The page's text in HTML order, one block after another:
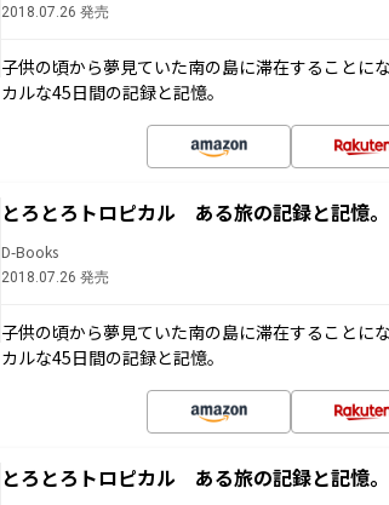
2018.07.26 発売
子供の頃から夢見ていた南の島に滞在することに
カルな45日間の記録と記憶。
とろとろトロピカル ある旅の記録と記憶
D-Books
2018.07.26 発売
子供の頃から夢見ていた南の島に滞在することに
カルな45日間の記録と記憶。
とろとろトロピカル ある旅の記録と記憶